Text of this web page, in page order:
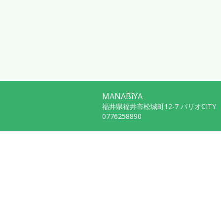
MANABiYA
福井県福井市松城町12-7 パリオ
0776258890